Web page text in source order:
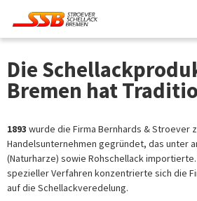
Die
Bremen hat
1893 wurde die Firma Bernhards & Stroever
Handelsunternehmen gegründet, das unter
(Naturharze) sowie Rohschellack importierte.
spezieller Verfahren konzentrierte sich die
auf die Schellackveredelung.